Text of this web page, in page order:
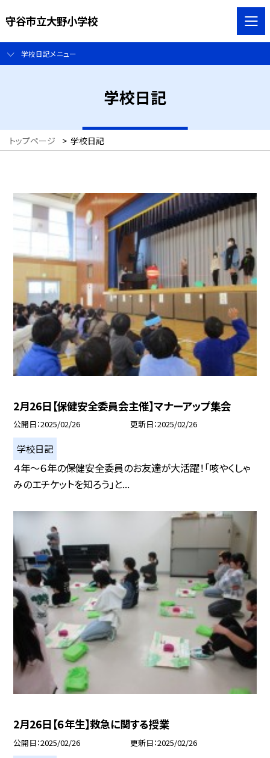
守谷市立大野小学校
学校日記メニュー
学校日記
トップページ > 学校日記
2月26日【保健安全委員会主催】マナーアップ集会
公開日 2025/02/26 更新日 2025/02/26
学校日記
４年～６年の保健安全委員のお友達が大活躍！「咳やくしゃ
みのエチケットを知ろう」と...
2月26日【６年生】救急に関する授業
公開日 2025/02/26 更新日 2025/02/26